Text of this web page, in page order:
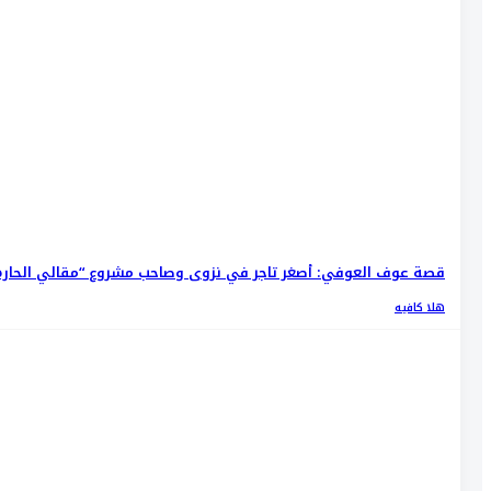
قصة عوف العوفي: أصغر تاجر في نزوى وصاحب مشروع “مقالي
هلا كافيه